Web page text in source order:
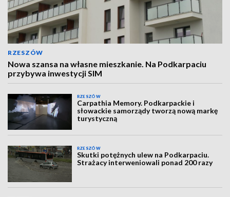
RZESZÓW
Nowa szansa na własne mieszkanie. Na Podkarpaciu
przybywa inwestycji SIM
RZESZÓW
Carpathia Memory. Podkarpackie i
słowackie samorządy tworzą nową markę
turystyczną
RZESZÓW
Skutki potężnych ulew na Podkarpaciu.
Strażacy interweniowali ponad 200 razy